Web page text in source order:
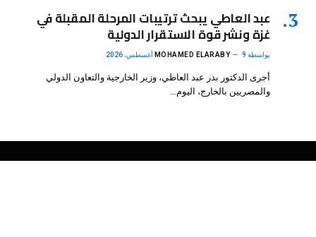
عبد العاطي يبحث ترتيبات المرحلة المقبلة في
غزة ونشر قوة الاستقرار الدولية
بواسطة MOHAMED ELARABY 9 أغسطس، 2026
أجرى الدكتور بدر عبد العاطي، وزير الخارجية والتعاون الدولي
والمصريين بالخارج، اليوم…